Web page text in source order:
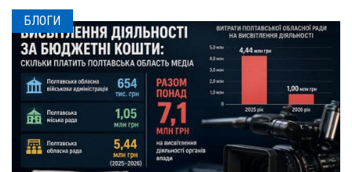
БЛОГИ